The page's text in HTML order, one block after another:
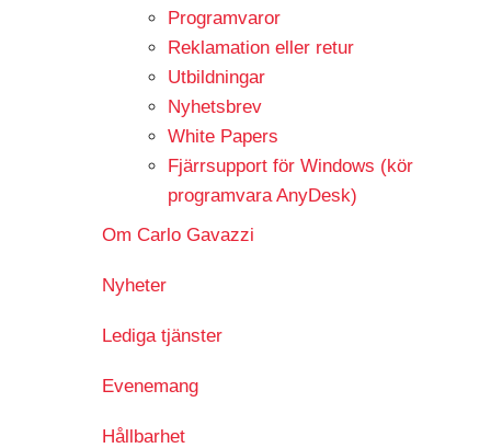
Programvaror
Reklamation eller retur
Utbildningar
Nyhetsbrev
White Papers
Fjärrsupport för Windows (kör
programvara AnyDesk)
Om Carlo Gavazzi
Nyheter
Lediga tjänster
Evenemang
Hållbarhet